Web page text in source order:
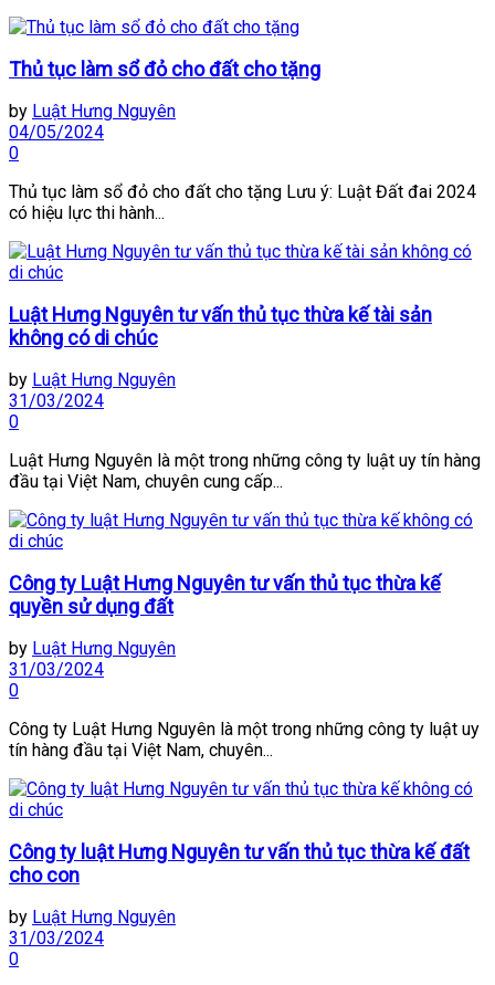
Thủ tục làm sổ đỏ cho đất cho tặng
by Luật Hưng Nguyên
04/05/2024
0
Thủ tục làm sổ đỏ cho đất cho tặng Lưu ý: Luật Đất đai 2024
có hiệu lực thi hành...
Luật Hưng Nguyên tư vấn thủ tục thừa kế tài sản
không có di chúc
by Luật Hưng Nguyên
31/03/2024
0
Luật Hưng Nguyên là một trong những công ty luật uy tín hàng
đầu tại Việt Nam, chuyên cung cấp...
Công ty Luật Hưng Nguyên tư vấn thủ tục thừa kế
quyền sử dụng đất
by Luật Hưng Nguyên
31/03/2024
0
Công ty Luật Hưng Nguyên là một trong những công ty luật uy
tín hàng đầu tại Việt Nam, chuyên...
Công ty luật Hưng Nguyên tư vấn thủ tục thừa kế đất
cho con
by Luật Hưng Nguyên
31/03/2024
0